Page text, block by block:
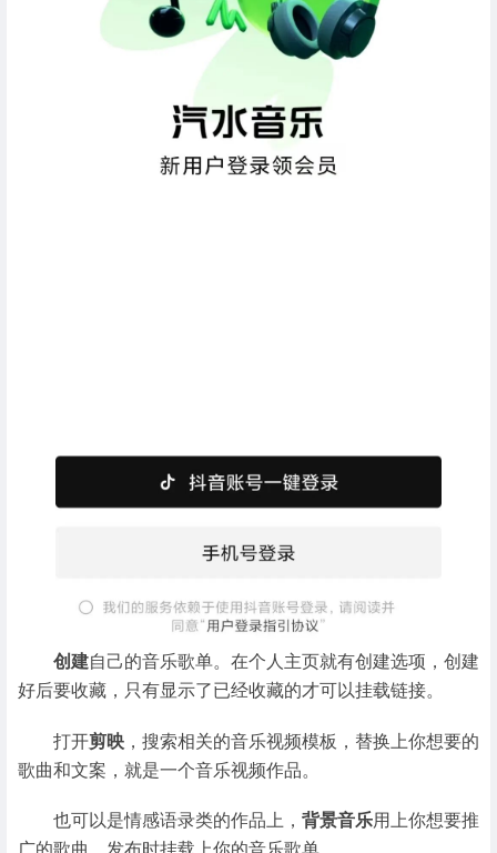
创建自己的音乐歌单。在个人主页就有创建选项，创建
好后要收藏，只有显示了已经收藏的才可以挂载链接。
打开剪映 ，搜索相关的音乐视频模板，替换上你想要的
歌曲和文案，就是一个音乐视频作品。
也可以是情感语录类的作品上， 背景音乐用上你想要推
广的歌曲，发布时挂载上你的音乐歌单。